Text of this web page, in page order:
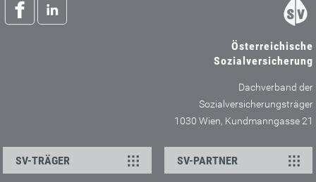
Österreichische
Sozialversicherung
Dachverband der
Sozialversicherungsträger
1030 Wien, Kundmanngasse 21
SV-TRÄGER SV-PARTNER